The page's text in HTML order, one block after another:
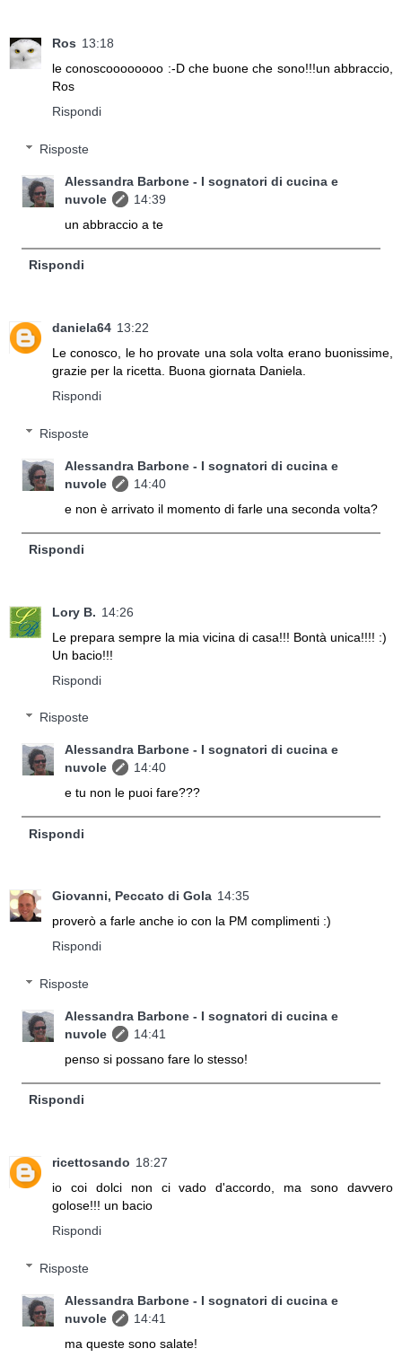
Ros 13:18
le conoscoooooooo :-D che buone che sono!!!un abbraccio,
Ros
Rispondi
Risposte
Alessandra Barbone - I sognatori di cucina e
nuvole
14:39
un abbraccio a te
Rispondi
daniela64 13:22
Le conosco, le ho provate una sola volta erano buonissime,
grazie per la ricetta. Buona giornata Daniela.
Rispondi
Risposte
Alessandra Barbone - I sognatori di cucina e
nuvole
14:40
e non è arrivato il momento di farle una seconda volta?
Rispondi
Lory B. 14:26
Le prepara sempre la mia vicina di casa!!! Bontà unica!!!! :)
Un bacio!!!
Rispondi
Risposte
Alessandra Barbone - I sognatori di cucina e
nuvole
14:40
e tu non le puoi fare???
Rispondi
Giovanni, Peccato di Gola 14:35
proverò a farle anche io con la PM complimenti :)
Rispondi
Risposte
Alessandra Barbone - I sognatori di cucina e
nuvole
14:41
penso si possano fare lo stesso!
Rispondi
ricettosando 18:27
io coi dolci non ci vado d'accordo, ma sono davvero
golose!!! un bacio
Rispondi
Risposte
Alessandra Barbone - I sognatori di cucina e
nuvole
14:41
ma queste sono salate!